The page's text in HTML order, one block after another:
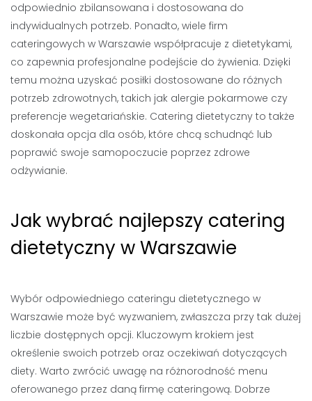
odpowiednio zbilansowana i dostosowana do
indywidualnych potrzeb. Ponadto, wiele firm
cateringowych w Warszawie współpracuje z dietetykami,
co zapewnia profesjonalne podejście do żywienia. Dzięki
temu można uzyskać posiłki dostosowane do różnych
potrzeb zdrowotnych, takich jak alergie pokarmowe czy
preferencje wegetariańskie. Catering dietetyczny to także
doskonała opcja dla osób, które chcą schudnąć lub
poprawić swoje samopoczucie poprzez zdrowe
odżywianie.
Jak wybrać najlepszy catering
dietetyczny w Warszawie
Wybór odpowiedniego cateringu dietetycznego w
Warszawie może być wyzwaniem, zwłaszcza przy tak dużej
liczbie dostępnych opcji. Kluczowym krokiem jest
określenie swoich potrzeb oraz oczekiwań dotyczących
diety. Warto zwrócić uwagę na różnorodność menu
oferowanego przez daną firmę cateringową. Dobrze